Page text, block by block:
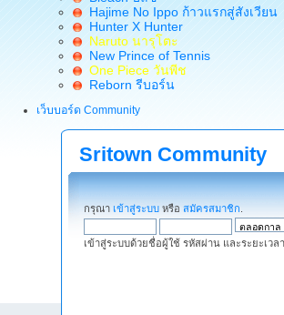
Hajime No Ippo ก้าวแรกสู่สังเวียน
Hunter X Hunter
Naruto นารุโตะ
New Prince of Tennis
One Piece วันพีช
Reborn รีบอร์น
เว็บบอร์ด Community
Sritown Community
กรุณา เข้าสู่ระบบ หรือสมัครสมาชิก
เข้าสู่ระบบด้วยชื่อผู้ใช้ รหัสผ่าน และระยะเวล